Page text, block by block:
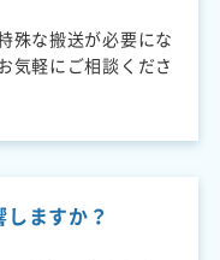
殊な搬送が必要にな
気軽にご相談くださ
ますか？